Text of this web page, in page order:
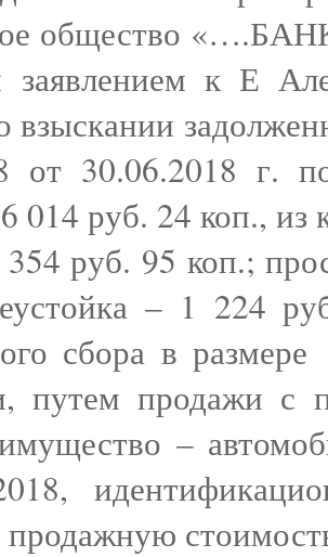
общество
к Е
взыскании
от 30.06.2018 г.
014 руб. 24 коп.,
руб. 95 коп.;
– 1 224
сбора в
путем продажи с
имущество –